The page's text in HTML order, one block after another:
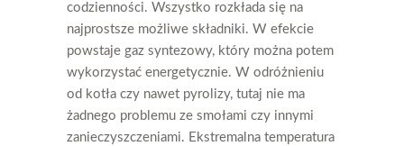
codzienności. Wszystko rozkłada się na
najprostsze możliwe składniki. W efekcie
powstaje gaz syntezowy, który można potem
wykorzystać energetycznie. W odróżnieniu
od kotła czy nawet pyrolizy, tutaj nie ma
żadnego problemu ze smołami czy innymi
zanieczyszczeniami. Ekstremalna temperatura